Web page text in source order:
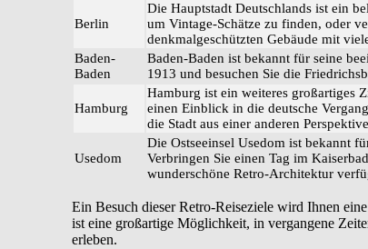
Berlin
Die Hauptstadt Deutschlands ist ein
um Vintage-Schätze zu finden, oder
denkmalgeschützten Gebäude mit
Baden-
Baden
Baden-Baden ist bekannt für seine
1913 und besuchen Sie die
Hamburg
Hamburg ist ein weiteres großartiges
einen Einblick in die deutsche
die Stadt aus einer anderen
Usedom
Die Ostseeinsel Usedom ist bekannt
Verbringen Sie einen Tag im
wunderschöne Retro-Architektur
Ein Besuch dieser Retro-Reiseziele wird Ihnen
ist eine großartige Möglichkeit, in vergangene
erleben.